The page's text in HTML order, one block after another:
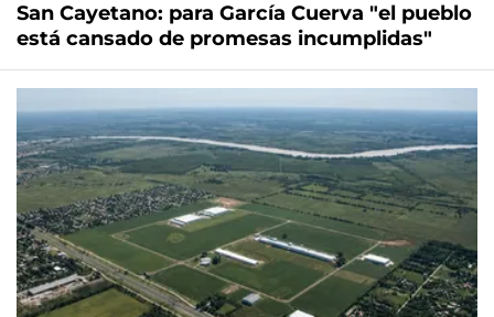
San Cayetano: para García Cuerva "el pueblo
está cansado de promesas incumplidas"